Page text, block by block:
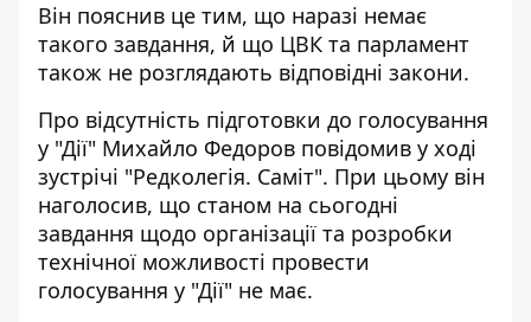
Він пояснив це тим, що наразі немає
такого завдання, й що ЦВК та парламент
також не розглядають відповідні закони.
Про відсутність підготовки до голосування
у "Дії" Михайло Федоров повідомив у ході
зустрічі "Редколегія. Саміт". При цьому він
наголосив, що станом на сьогодні
завдання щодо організації та розробки
технічної можливості провести
голосування у "Дії" не має.